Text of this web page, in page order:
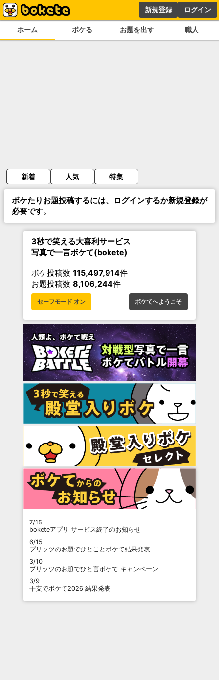
新規登録 ログイン
ホーム ボケる お題を出す 職人
新着 人気 特集
ボケたりお題投稿するには、ログインするか新規登録が
必要です。
3秒で笑える大喜利サービス
写真で一言ボケて(bokete)
ボケ投稿数 115,497,914件
お題投稿数 8,106,244件
セーフモード オン ボケてへようこそ
7/15
boketeアプリ サービス終了のお知らせ
6/15
プリッツのお題でひとことボケて結果発表
3/10
プリッツのお題でひと言ボケて キャンペーン
3/9
干支でボケて2026 結果発表